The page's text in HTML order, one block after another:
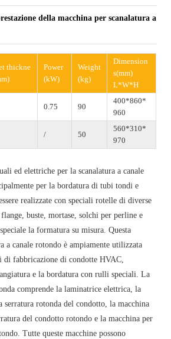
della macchina per scanalatura a
thickne
Power
(kW)
Weight
(kg)
Dimension
s(mm)
L*W*H
0.75 90
400*860*
960
/ 50
560*310*
970
ed elettriche per la scanalatura a canale
per la bordatura di tubi tondi e
realizzate con speciali rotelle di diverse
buste, mortase, solchi per perline e
la formatura su misura. Questa
a canale rotondo è ampiamente utilizzata
di fabbricazione di condotte HVAC,
e la bordatura con rulli speciali. La
comprende la laminatrice elettrica, la
serratura rotonda del condotto, la macchina
del condotto rotondo e la macchina per
Tutte queste macchine possono